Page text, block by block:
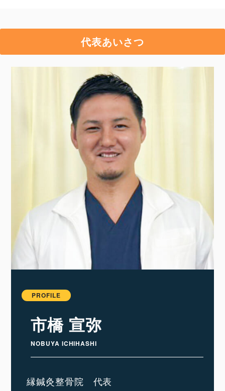
代表あいさつ
PROFILE
市橋 宣弥
NOBUYA ICHIHASHI
縁鍼灸整骨院 代表